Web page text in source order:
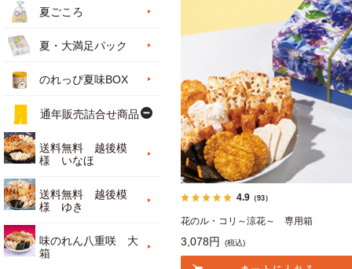
4.9（93）
花のル・コリ～涼花～ 専用箱
3,078円 (税込)
夏ごころ
夏・大満足パック
のれっぴ夏味BOX
通年販売詰合せ商品
送料無料 越後模
様 いなほ
送料無料 越後模
様 ゆき
味のれん八重咲 大
箱